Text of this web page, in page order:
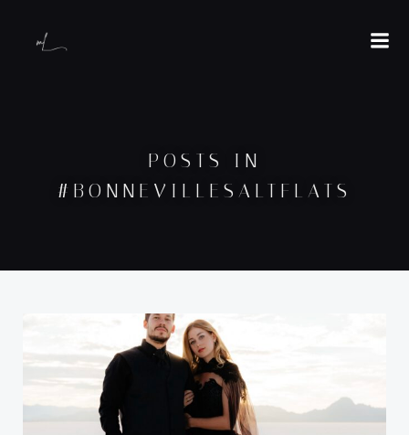
POSTS IN
#BONNEVILLESALTFLATS